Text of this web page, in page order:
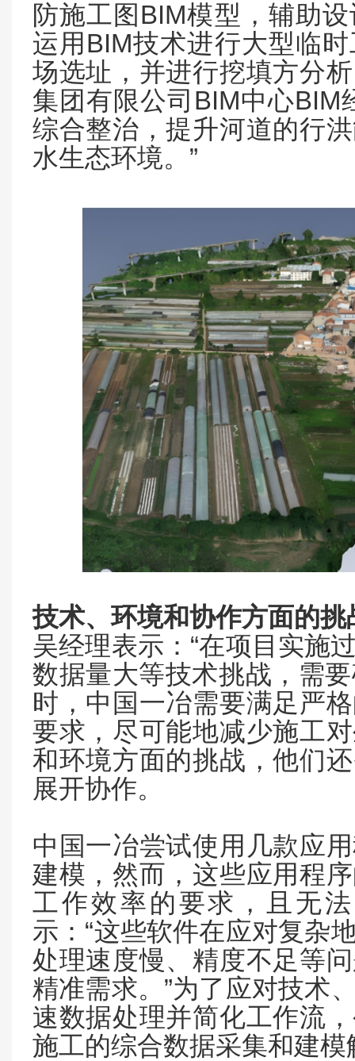
防施工图 BIM模型，辅助
运用 BIM技术进行大型临
场选址，并进行挖填方分
集团有限公司 BIM中心BIM
综合整治，提升河道的行
水生态环境。 ”
技术、环境和协作方面的挑
吴经理表示： “在项目实施
数据量大等技术挑战，需
时，中国一冶需要满足严
要求，尽可能地减少施工
和环境方面的挑战，他们
展开协作。
中国一冶尝试使用几款应
建模，然而，这些应用程
工作效率的要求，且无
示： “这些软件在应对复杂
处理速度慢、精度不足等
精准需求。 ”为了应对技术
速数据处理并简化工作流
施工的综合数据采集和建模